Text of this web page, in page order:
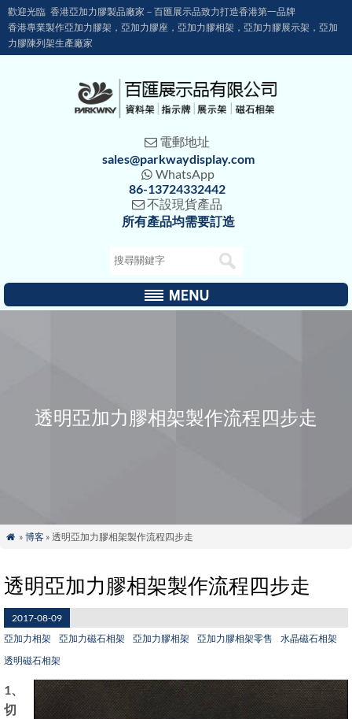
歡迎光臨 香港亞加力膠製品廠家－百匯展示品致力打造香港第一品牌
香港專業製作亞加力膠架，亞加力膠座，亞加力膠相架，亞加力膠展示架，亞加
力膠陳列架生產廠家
 電郵地址
sales@parkwaydisplay.com
 WhatsApp
86-13724332442
不設現貨產品
所有產品均需要訂造
透明亞加力膠相架製作流程四步走
 » 博客» 透明亞加力膠相架製作流程四步走
透明亞加力膠相架製作流程四步走
2017-08-09
亞加力相架
亞加力磁石相架 亞加力膠相架 亞加力膠相架零售
水晶磁石相架
透明磁石相架
1、
切